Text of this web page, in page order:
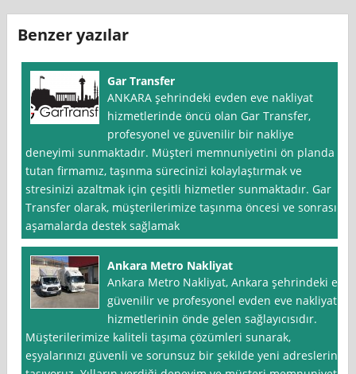
Benzer yazılar
Gar Transfer
ANKARA şehrindeki evden eve nakliyat
hizmetlerinde öncü olan Gar Transfer,
profesyonel ve güvenilir bir nakliye
deneyimi sunmaktadır. Müşteri memnuniyetini ön planda
tutan firmamız, taşınma sürecinizi kolaylaştırmak ve
stresinizi azaltmak için çeşitli hizmetler sunmaktadır. Gar
Transfer olarak, müşterilerimize taşınma öncesi ve sonrası
aşamalarda destek sağlamak
Ankara Metro Nakliyat
Ankara Metro Nakliyat, Ankara şehrindeki en
güvenilir ve profesyonel evden eve nakliyat
hizmetlerinin önde gelen sağlayıcısıdır.
Müşterilerimize kaliteli taşıma çözümleri sunarak,
eşyalarınızı güvenli ve sorunsuz bir şekilde yeni adreslerine